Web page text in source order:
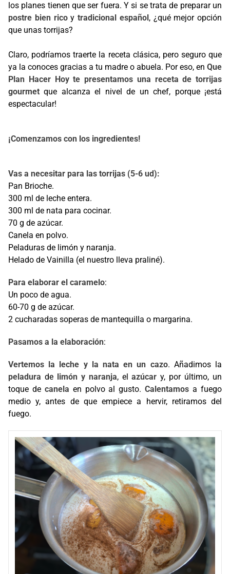
los planes tienen que ser fuera. Y si se trata de preparar un
postre bien ricoy tradicional español, ¿qué mejor opción
que unas torrijas?
Claro, podríamos traerte la receta clásica, pero seguro que
ya la conoces gracias a tu madre o abuela. Por eso, en Que
Plan Hacer Hoy te presentamos una receta de torrijas
gourmetque alcanza el nivel de un chef, porque ¡está
espectacular!
¡Comenzamos con los ingredientes!
Vas a necesitar para las torrijas (5-6 ud):
Pan Brioche.
300 ml de leche entera.
300 ml de nata para cocinar.
70 g de azúcar.
Canela en polvo.
Peladuras de limón y naranja.
Helado de Vainilla (el nuestro lleva praliné).
Para elaborar el caramelo:
Un poco de agua.
60-70 g de azúcar.
2 cucharadas soperas de mantequilla o margarina.
Pasamos a la elaboración:
Vertemos la leche y la nata en un cazo. Añadimos la
peladura de limón y naranja, elazúcar y, por último, un
toque de canela en polvo al gusto.Calentamos a fuego
medio y, antes de que empiece a hervir, retiramos del
fuego.